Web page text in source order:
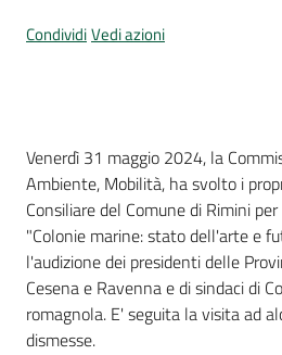
CondividiVedi azioni
Introduzione
Venerdì 31 maggio 2024, la
Ambiente, Mobilità, ha svolto i
Consiliare del Comune di Rimini
"Colonie marine: stato dell'arte e
l'audizione dei presidenti delle
Cesena e Ravenna e di sindaci di
romagnola. E' seguita la visita ad
dismesse.